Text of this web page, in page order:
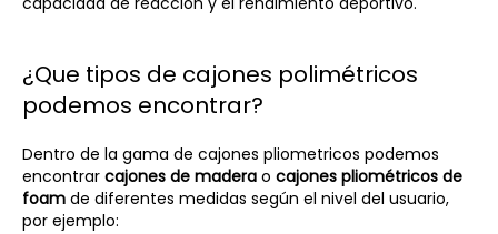
¿Que tipos de cajones polimétricos
podemos encontrar?
Dentro de la gama de cajones pliometricos podemos
encontrar cajones de madera o cajones pliométricos de
foam de diferentes medidas según el nivel del usuario,
por ejemplo: